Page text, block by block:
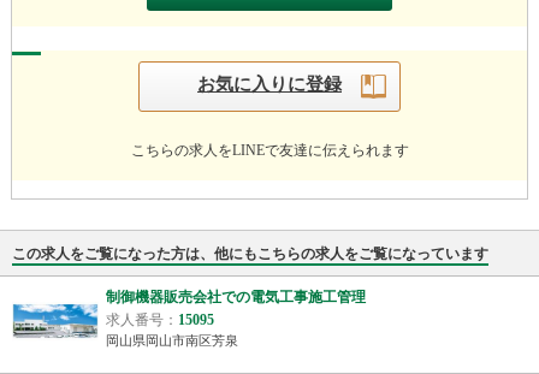
お気に入りに登録
こちらの求人をLINEで友達に伝えられます
この求人をご覧になった方は、他にもこちらの求人をご覧になっています
制御機器販売会社での電気工事施工管理
求人番号：15095
岡山県岡山市南区芳泉